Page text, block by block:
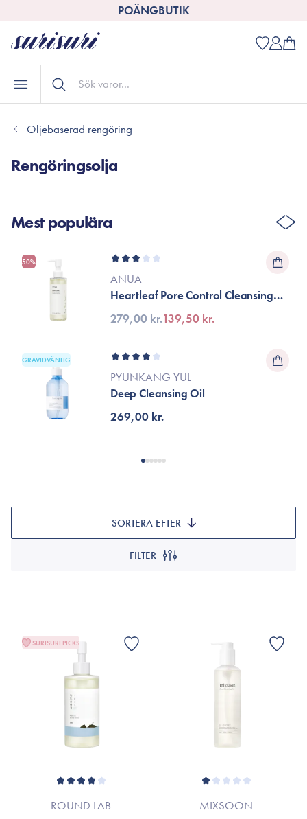
POÄNGBUTIK
Oljebaserad rengöring
Rengöringsolja
Mest populära
50%
ANUA
Heartleaf Pore Control Cleansing
Oil
279,00 kr.139,50 kr.
GRAVIDVÄNLIG
PYUNKANG YUL
Deep Cleansing Oil
269,00 kr.
FILTER
SORTERA EFTER
SURISURI PICKS
ROUND LAB
MIXSOON